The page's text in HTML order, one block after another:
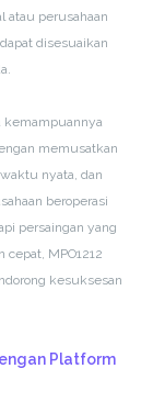
atau perusahaan
disesuaikan
kemampuannya
memusatkan
nyata, dan
beroperasi
persaingan yang
MPO1212
kesuksesan
Platform